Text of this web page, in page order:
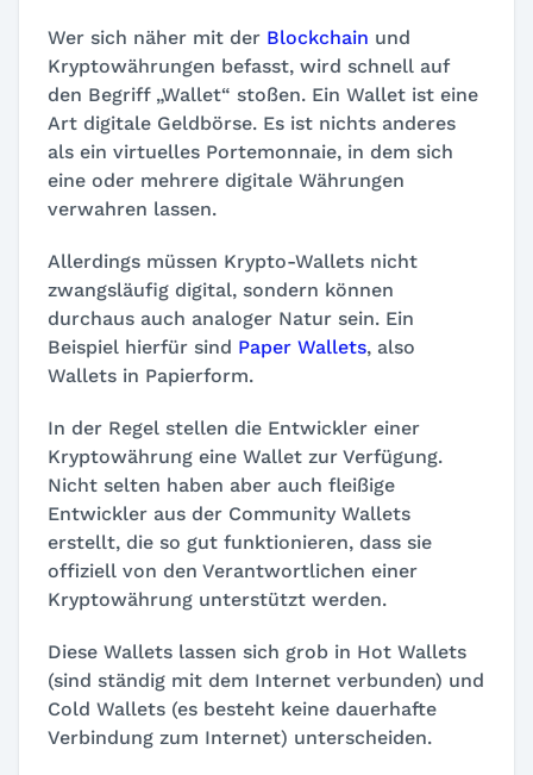
Wer sich näher mit der Blockchain und
Kryptowährungen befasst, wird schnell auf
den Begriff „Wallet“ stoßen. Ein Wallet ist eine
Art digitale Geldbörse. Es ist nichts anderes
als ein virtuelles Portemonnaie, in dem sich
eine oder mehrere digitale Währungen
verwahren lassen.
Allerdings müssen Krypto-Wallets nicht
zwangsläufig digital, sondern können
durchaus auch analoger Natur sein. Ein
Beispiel hierfür sind Paper Wallets, also
Wallets in Papierform.
In der Regel stellen die Entwickler einer
Kryptowährung eine Wallet zur Verfügung.
Nicht selten haben aber auch fleißige
Entwickler aus der Community Wallets
erstellt, die so gut funktionieren, dass sie
offiziell von den Verantwortlichen einer
Kryptowährung unterstützt werden.
Diese Wallets lassen sich grob in Hot Wallets
(sind ständig mit dem Internet verbunden) und
Cold Wallets (es besteht keine dauerhafte
Verbindung zum Internet) unterscheiden.